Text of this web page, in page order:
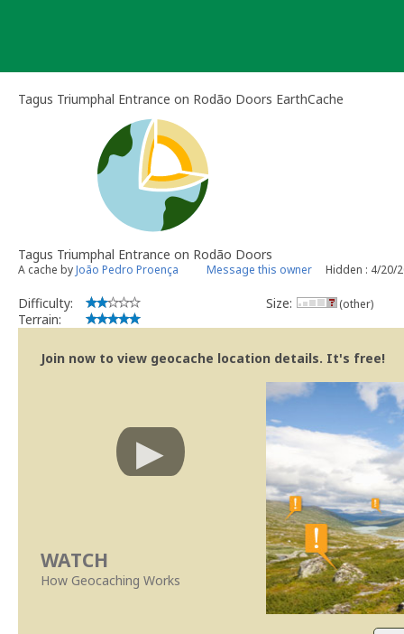
Tagus Triumphal Entrance on Rodão Doors EarthCache
Tagus Triumphal Entrance on Rodão Doors
A cache byJoão Pedro Proença Message this owner Hidden : 4/20/
Difficulty:
Terrain:
Size: (other)
Join now to view geocache location details. It's free!
WATCH
How Geocaching Works